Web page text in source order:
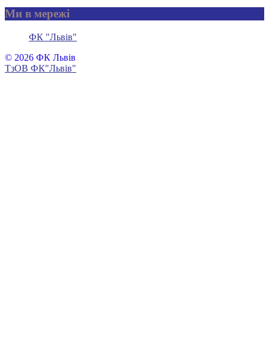
Ми в мережі
ФК "Львів"
© 2026 ФК Львів
ТзОВ ФК"Львів"